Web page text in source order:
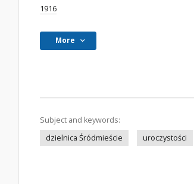
1916
More
Subject and keywords:
dzielnica Śródmieście
uroczystości